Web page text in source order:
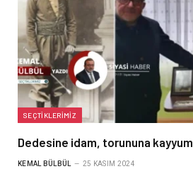
SEÇTIKLERIMIZ
Dedesine idam, torununa kayyum
KEMAL BÜLBÜL 25 KASIM 2024